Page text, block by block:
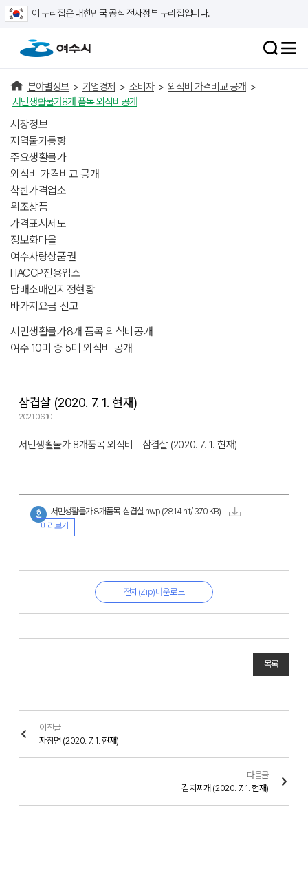
이 누리집은 대한민국 공식 전자정부 누리집입니다.
분야별정보 > 기업경제 > 소비자 > 외식비 가격비교 공개 >
서민생활물가8개 품목 외식비공개
시장정보
지역물가동향
주요생활물가
외식비 가격비교 공개
착한가격업소
위조상품
가격표시제도
정보화마을
여수사랑상품권
HACCP전용업소
담배소매인지정현황
바가지요금 신고
서민생활물가8개 품목 외식비공개
여수 10미 중 5미 외식비 공개
삼겹살 (2020. 7. 1. 현재)
2021.06.10
서민생활물가 8개품목 외식비 - 삼겹살 (2020. 7. 1. 현재)
서민생활물가 8개품목-삼겹살.hwp (2814 hit/ 37.0 KB)
미리보기
전체(Zip)다운로드
목록
이전글
자장면 (2020. 7. 1. 현재)
다음글
김치찌개 (2020. 7. 1. 현재)